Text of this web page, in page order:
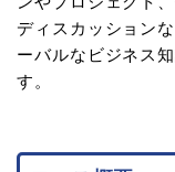
ディスカッション
ーバルなビジネス
す。